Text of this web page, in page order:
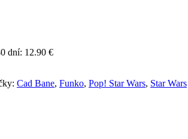
dní: 12.90 €
Cad Bane, Funko, Pop! Star Wars, Star Wars